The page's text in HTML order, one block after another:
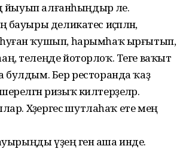
йыуып алғанһыңдыр әле.
деликатес иҫәпләнә,
ҡушып, һарымһаҡ ырғытып,
телеңде йоторлоҡ. Теге ваҡыт
булдым. Бер ресторанда ҡаҙ
ризыҡ килтерҙеләр.
Хәҙергесә шутлаһаҡ ете мең
үҙең генә аша инде.